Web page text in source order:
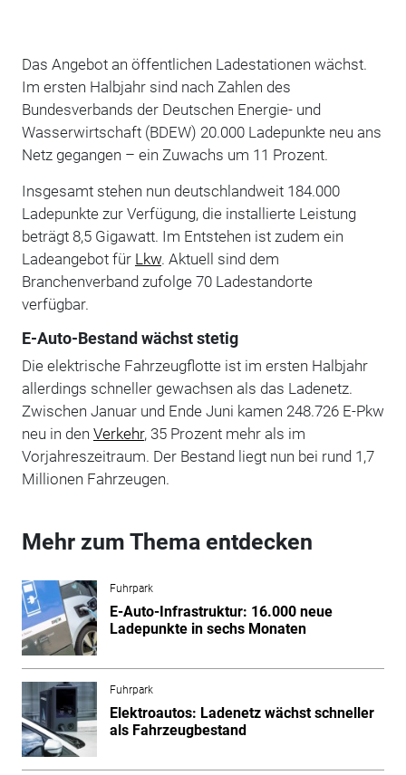
Das Angebot an öffentlichen Ladestationen wächst.
Im ersten Halbjahr sind nach Zahlen des
Bundesverbands der Deutschen Energie- und
Wasserwirtschaft (BDEW) 20.000 Ladepunkte neu ans
Netz gegangen – ein Zuwachs um 11 Prozent.
Insgesamt stehen nun deutschlandweit 184.000
Ladepunkte zur Verfügung, die installierte Leistung
beträgt 8,5 Gigawatt. Im Entstehen ist zudem ein
Ladeangebot für Lkw. Aktuell sind dem
Branchenverband zufolge 70 Ladestandorte
verfügbar.
E-Auto-Bestand wächst stetig
Die elektrische Fahrzeugflotte ist im ersten Halbjahr
allerdings schneller gewachsen als das Ladenetz.
Zwischen Januar und Ende Juni kamen 248.726 E-Pkw
neu in den Verkehr, 35 Prozent mehr als im
Vorjahreszeitraum. Der Bestand liegt nun bei rund 1,7
Millionen Fahrzeugen.
Mehr zum Thema entdecken
Fuhrpark
E-Auto-Infrastruktur: 16.000 neue
Ladepunkte in sechs Monaten
Fuhrpark
Elektroautos: Ladenetz wächst schneller
als Fahrzeugbestand